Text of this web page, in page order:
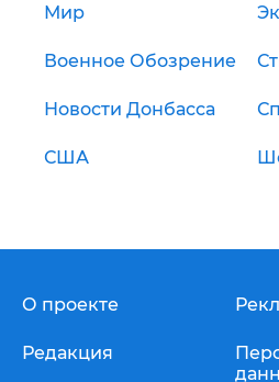
Мир
Военное Обозрение
Новости Донбасса
США
О проекте
Редакция